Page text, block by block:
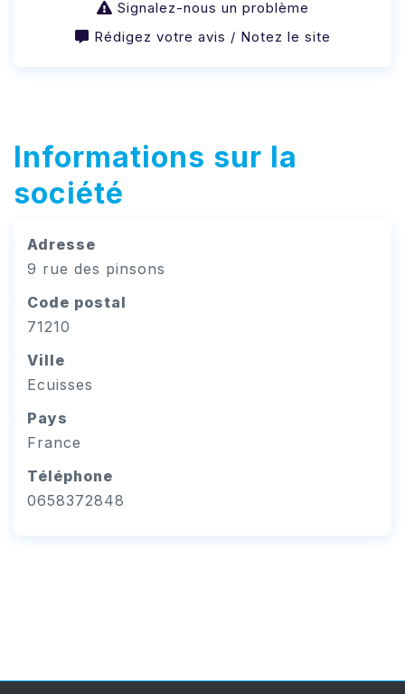
Signalez-nous un problème
Rédigez votre avis / Notez le site
Informations sur la
société
Adresse
9 rue des pinsons
Code postal
71210
Ville
Ecuisses
Pays
France
Téléphone
0658372848